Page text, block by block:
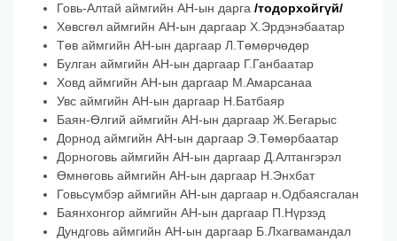
Говь-Алтай аймгийн АН-ын дарга /тодорхойгүй/
Хөвсгөл аймгийн АН-ын даргаар Х.Эрдэнэбаатар
Төв аймгийн АН-ын даргаар Л.Төмөрчөдөр
Булган аймгийн АН-ын даргаар Г.Ганбаатар
Ховд аймгийн АН-ын даргаар М.Амарсанаа
Увс аймгийн АН-ын даргаар Н.Батбаяр
Баян-Өлгий аймгийн АН-ын даргаар Ж.Бегарыс
Дорнод аймгийн АН-ын даргаар Э.Төмөрбаатар
Дорноговь аймгийн АН-ын даргаар Д.Алтангэрэл
Өмнөговь аймгийн АН-ын даргаар Н.Энхбат
Говьсүмбэр аймгийн АН-ын даргаар н.Одбаясгалан
Баянхонгор аймгийн АН-ын даргаар П.Нүрзэд
Дундговь аймгийн АН-ын даргаар Б.Лхагвамандал